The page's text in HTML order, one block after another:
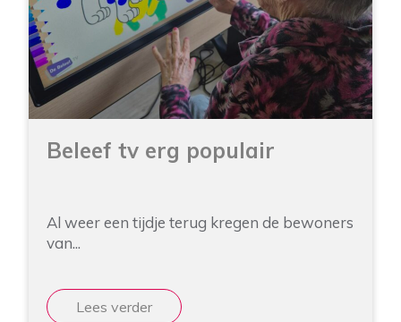
Beleef tv erg populair
Al weer een tijdje terug kregen de bewoners
van...
Lees verder